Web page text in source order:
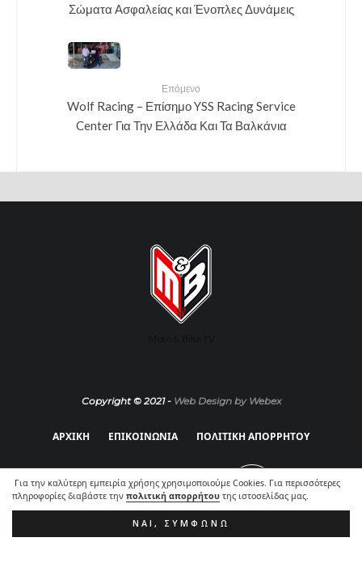
Για την καλύτερη εμπειρία χρήσης χρησιμοποιούμε Cookies. Για περισσότερες
πληροφορίες διαβάστε την πολιτική απορρήτου της ιστοσελίδας μας.
ΝΑΙ, ΣΥΜΦΩΝΏ
Σώματα Ασφαλείας και Ένοπλες Δυνάμεις
Επόμενο
Wolf Racing – Επίσημο YSS Racing Service
Center Για Την Ελλάδα Και Τα Βαλκάνια
Copyright © 2021 - Web Design by Webex
ΑΡΧΙΚΗ ΕΠΙΚΟΙΝΩΝΙΑ ΠΟΛΙΤΙΚΗ ΑΠΟΡΡΗΤΟΥ